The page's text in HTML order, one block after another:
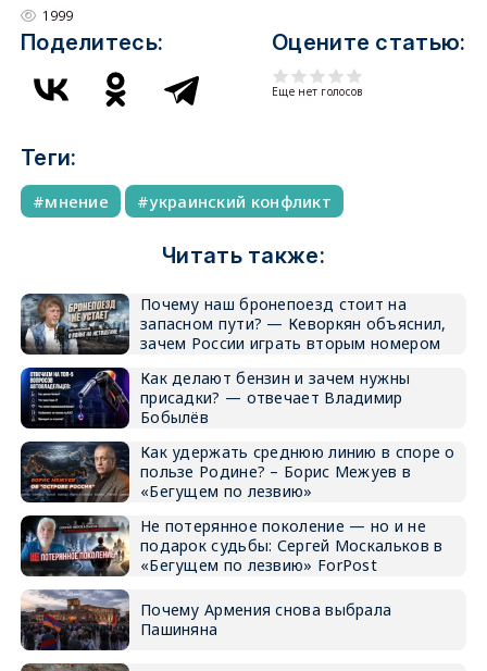
1999
Поделитесь: Оцените статью:
Еще нет голосов
Теги:
мнение украинский конфликт
Читать также:
Почему наш бронепоезд стоит на
запасном пути? — Кеворкян объяснил,
зачем России играть вторым номером
Как делают бензин и зачем нужны
присадки? — отвечает Владимир
Бобылёв
Как удержать среднюю линию в споре о
пользе Родине? – Борис Межуев в
«Бегущем по лезвию»
Не потерянное поколение — но и не
подарок судьбы: Сергей Москальков в
«Бегущем по лезвию» ForPost
Почему Армения снова выбрала
Пашиняна